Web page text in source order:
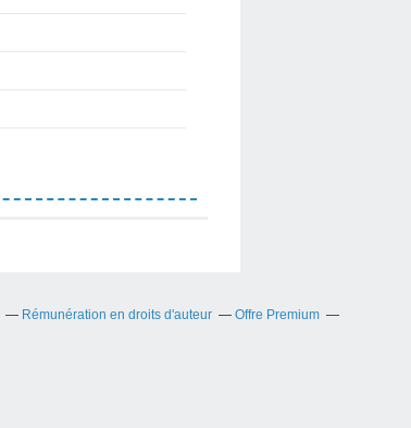
Rémunération en droits d'auteur
Offre Premium